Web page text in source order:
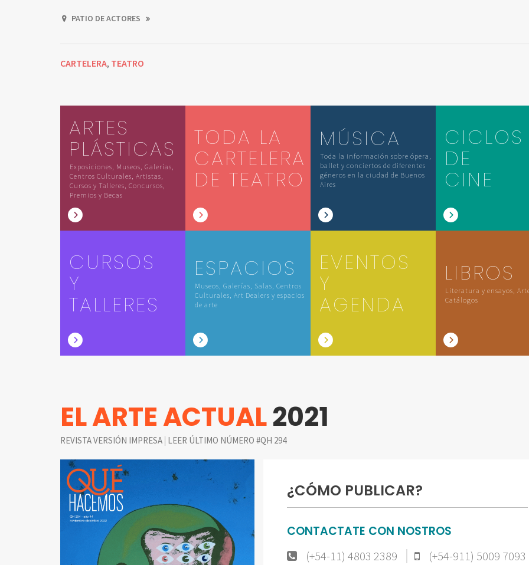
PATIO DE ACTORES
CARTELERA, TEATRO
ARTES
PLÁSTICAS
Exposiciones, Museos, Galerías,
Centros Culturales, Artistas,
Cursos y Talleres, Concursos,
Premios y Becas
TODA LA
CARTELERA
DE TEATRO
MÚSICA
Toda la información sobre ópera,
ballet y conciertos de diferentes
géneros en la ciudad de Buenos
Aires
CICLOS
DE
CINE
CURSOS
Y
TALLERES
ESPACIOS
Museos, Galerías, Salas, Centros
Culturales, Art Dealers y espacios
de arte
EVENTOS
Y
AGENDA
LIBROS
Literatura y ensayos,
Catálogos
EL ARTE ACTUAL2021
REVISTA VERSIÓN IMPRESA | LEER ÚLTIMO NÚMERO #QH 294
¿CÓMO PUBLICAR?
CONTACTATE CON NOSTROS
(+54-11) 4803 2389
(+54-911) 5009 7093